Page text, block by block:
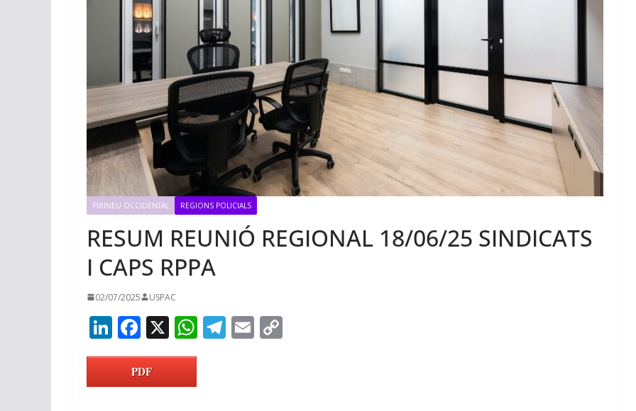
PIRINEU OCCIDENTAL REGIONS POLICIALS
RESUM REUNIÓ REGIONAL 18/06/25 SINDICATS
I CAPS RPPA
02/07/2025 USPAC
Li
n
k
e
F
ac
e
b
X W T E
PDF